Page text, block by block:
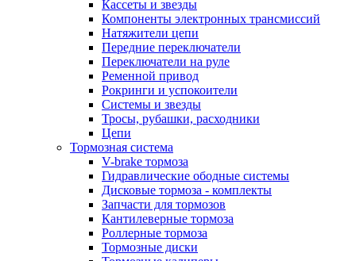
Кассеты и звезды
Компоненты электронных трансмиссий
Натяжители цепи
Передние переключатели
Переключатели на руле
Ременной привод
Рокринги и успокоители
Системы и звезды
Тросы, рубашки, расходники
Цепи
Тормозная система
V-brake тормоза
Гидравлические ободные системы
Дисковые тормоза - комплекты
Запчасти для тормозов
Кантилеверные тормоза
Роллерные тормоза
Тормозные диски